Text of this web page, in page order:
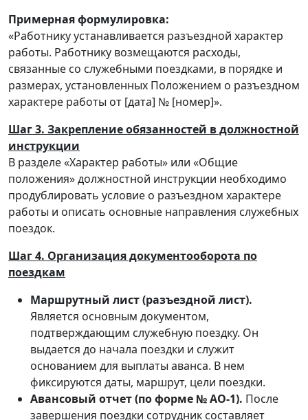
Примерная формулировка:
«Работнику устанавливается разъездной характер
работы. Работнику возмещаются расходы,
связанные со служебными поездками, в порядке и
размерах, установленных Положением о разъездном
характере работы от [дата] № [номер]».
Шаг 3. Закрепление обязанностей в должностной
инструкции
В разделе «Характер работы» или «Общие
положения» должностной инструкции необходимо
продублировать условие о разъездном характере
работы и описать основные направления служебных
поездок.
Шаг 4. Организация документооборота по
поездкам
Маршрутный лист (разъездной лист).
Является основным документом,
подтверждающим служебную поездку. Он
выдается до начала поездки и служит
основанием для выплаты аванса. В нем
фиксируются даты, маршрут, цели поездки.
Авансовый отчет (по форме № АО-1). После
завершения поездки сотрудник составляет